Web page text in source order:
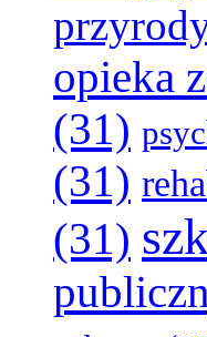
opieka
(31)
(31)
(31)